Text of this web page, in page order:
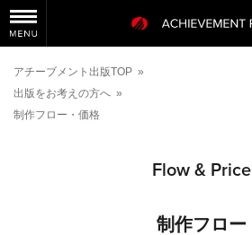
アチーブメント出版TOP »
出版をお考えの方へ »
制作フロー・価格
Flow & Price
制作フロー